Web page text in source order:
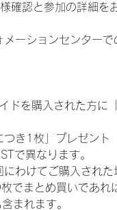
確認と参加の詳細を
ーションセンターで
を購入された方に
き1枚」プレゼント
で異なります。
わけてご購入された
でまとめ買いであれ
まれます。